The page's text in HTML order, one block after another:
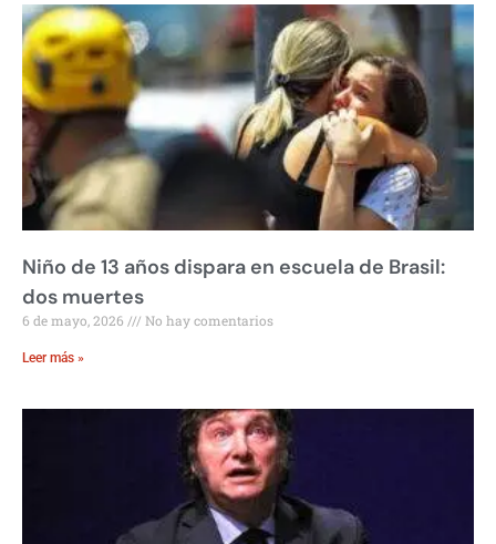
Niño de 13 años dispara en escuela de Brasil:
dos muertes
6 de mayo, 2026 No hay comentarios
Leer más »